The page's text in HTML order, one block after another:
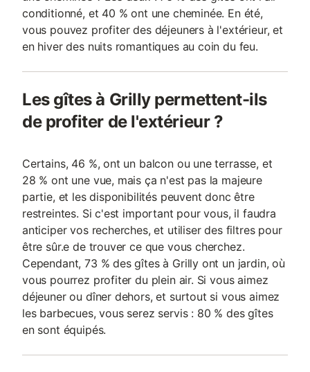
conditionné, et 40 % ont une cheminée. En été,
vous pouvez profiter des déjeuners à l'extérieur, et
en hiver des nuits romantiques au coin du feu.
Les gîtes à Grilly permettent-ils
de profiter de l'extérieur ?
Certains, 46 %, ont un balcon ou une terrasse, et
28 % ont une vue, mais ça n'est pas la majeure
partie, et les disponibilités peuvent donc être
restreintes. Si c'est important pour vous, il faudra
anticiper vos recherches, et utiliser des filtres pour
être sûr.e de trouver ce que vous cherchez.
Cependant, 73 % des gîtes à Grilly ont un jardin, où
vous pourrez profiter du plein air. Si vous aimez
déjeuner ou dîner dehors, et surtout si vous aimez
les barbecues, vous serez servis : 80 % des gîtes
en sont équipés.